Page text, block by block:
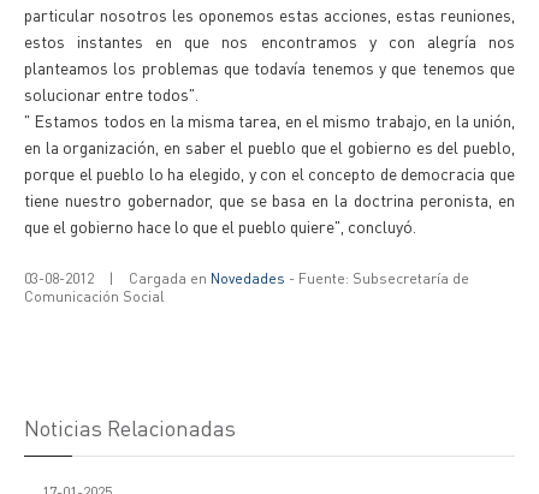
particular nosotros les oponemos estas acciones, estas reuniones,
estos instantes en que nos encontramos y con alegría nos
planteamos los problemas que todavía tenemos y que tenemos que
solucionar entre todos".
" Estamos todos en la misma tarea, en el mismo trabajo, en la unión,
en la organización, en saber el pueblo que el gobierno es del pueblo,
porque el pueblo lo ha elegido, y con el concepto de democracia que
tiene nuestro gobernador, que se basa en la doctrina peronista, en
que el gobierno hace lo que el pueblo quiere", concluyó.
03-08-2012 | Cargada en Novedades - Fuente: Subsecretaría de
Comunicación Social
Noticias Relacionadas